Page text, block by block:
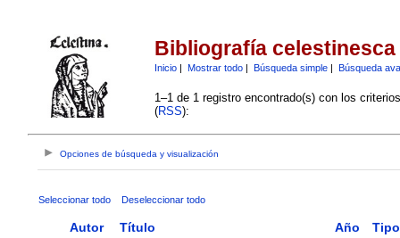
Bibliografía celestinesca
Inicio| Mostrar todo| Búsqueda simple| Búsqueda
1–1 de 1 registro encontrado(s) con los
(RSS):
Opciones de búsqueda y visualización
Seleccionar todo Deseleccionar todo
Autor Título Año Tipo